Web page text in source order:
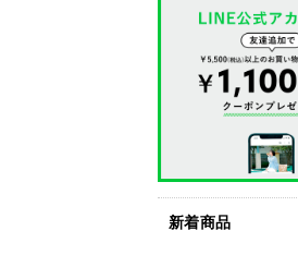
新着商品